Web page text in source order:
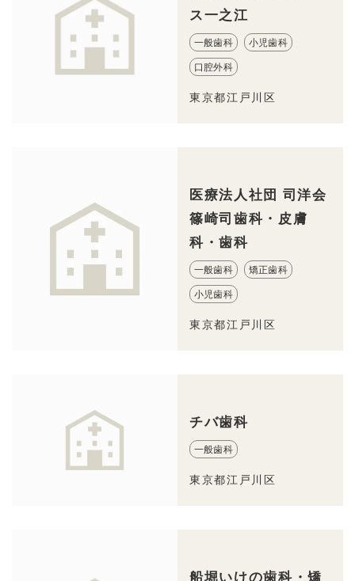
ス一之江
一般歯科 小児歯科
口腔外科
東京都江戸川区
医療法人社団 司洋会
篠崎司歯科・皮膚
科・歯科
一般歯科 矯正歯科
小児歯科
東京都江戸川区
チバ歯科
一般歯科
東京都江戸川区
船堀いけの歯科・矯